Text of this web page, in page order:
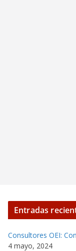
Entradas
Consultores OEI:
4 mayo, 2024